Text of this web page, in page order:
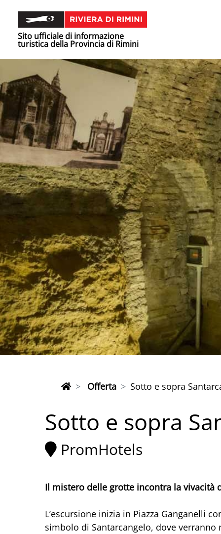
Sito ufficiale di informazione
turistica della Provincia di Rimini
Offerta Sotto e sopra
Sotto e sopra
PromHotels
Il mistero delle grotte incontra la vivacità
L’escursione inizia in Piazza Ganganelli
simbolo di Santarcangelo, dove